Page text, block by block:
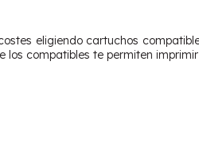
eligiendo cartuchos
compatibles te permiten